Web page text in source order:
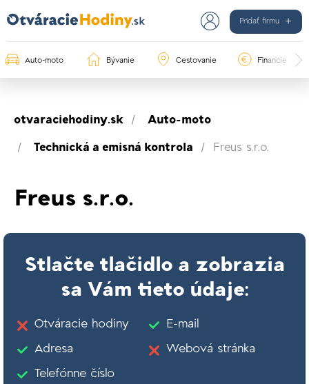
Pridať firmu
Auto-moto Bývanie Cestovanie Financie
otvaraciehodiny.sk Auto-moto
Technická a emisná kontrola Freus s.r.o.
Freus s.r.o.
Stlačte tlačidlo a zobrazia
sa Vám tieto údaje:
Otváracie hodiny
Adresa
Telefónne číslo
E-mail
Webová stránka